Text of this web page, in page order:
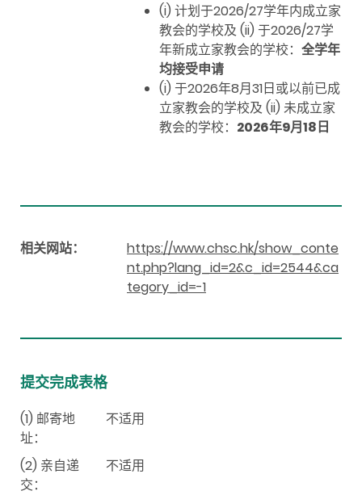
(i) 计划于2026/27学年内成立家
教会的学校及 (ii) 于2026/27学
年新成立家教会的学校： 全学年
均接受申请
(i) 于2026年8月31日或以前已成
立家教会的学校及 (ii) 未成立家
教会的学校： 2026年9月18日
相关网站：
https://www.chsc.hk/show_conte
nt.php?lang_id=2&c_id=2544&ca
tegory_id=-1
提交完成表格
(1) 邮寄地
址：
不适用
(2) 亲自递
交：
不适用